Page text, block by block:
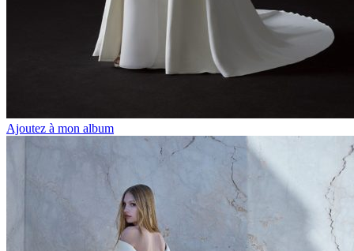
Ajoutez à mon album